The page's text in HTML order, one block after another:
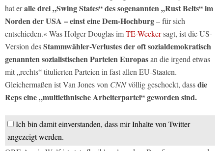
hat eralle drei „Swing States“ des sogenannten „Rust Belts“ im
Norden der USA – einst eine Dem-Hochburg– für sich
entschieden.« Was Holger Douglas imTE-Weckersagt, ist die US-
Version desStammwähler-Verlustes der oft sozialdemokratisch
genannten sozialistischen Parteien Europasan die irgend etwas
mit „rechts“ titulierten Parteien in fast allen EU-Staaten.
Gleichermaßen ist Van Jones von CNNvöllig geschockt, dassdie
Reps eine „multiethnische Arbeiterpartei“ geworden sind.
Ich bin damit einverstanden, dass mir Inhalte von Twitter
angezeigt werden.